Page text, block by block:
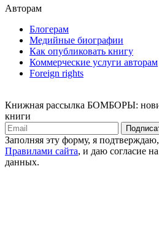
Авторам
Блогерам
Медийные биографии
Как опубликовать книгу
Коммерческие услуги авторам
Foreign rights
Книжная рассылка БОМБОРЫ:
книги
Заполняя эту форму, я
Правилами сайта, и даю согласие
данных.